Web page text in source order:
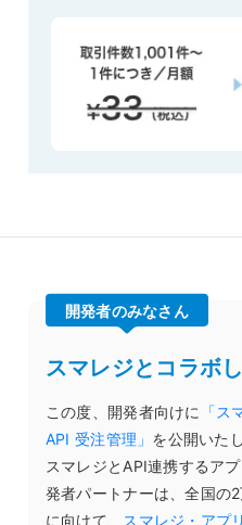
開発者のみなさん
スマレジとコラボ
この度、開発者向けに
「
API 受注管理」 を公開いた
スマレジとAPI連携するア
発者パートナーは、全国の
に向けて、
スマレジ・アプ